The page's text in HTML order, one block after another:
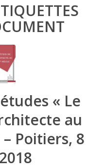
« Le
au
– Poitiers, 8